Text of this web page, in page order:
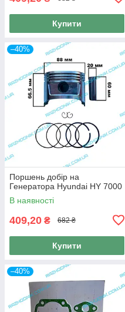
Купити
–40%
Поршень добір на
Генератора Hyundai HY 7000
В наявності
409,20 ₴ 682 ₴
Купити
–40%